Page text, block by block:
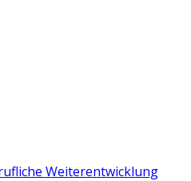
Weiterentwicklung